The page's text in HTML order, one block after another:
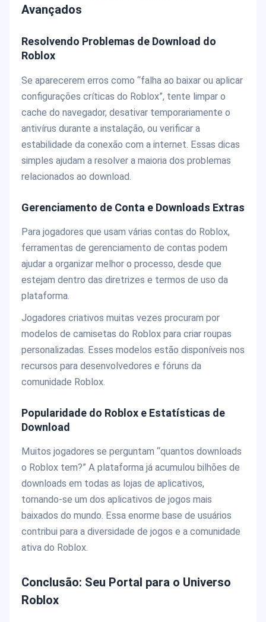
Avançados
Resolvendo Problemas de Download do
Roblox
Se aparecerem erros como “falha ao baixar ou aplicar
configurações críticas do Roblox”, tente limpar o
cache do navegador, desativar temporariamente o
antivírus durante a instalação, ou verificar a
estabilidade da conexão com a internet. Essas dicas
simples ajudam a resolver a maioria dos problemas
relacionados ao download.
Gerenciamento de Conta e Downloads Extras
Para jogadores que usam várias contas do Roblox,
ferramentas de gerenciamento de contas podem
ajudar a organizar melhor o processo, desde que
estejam dentro das diretrizes e termos de uso da
plataforma.
Jogadores criativos muitas vezes procuram por
modelos de camisetas do Roblox para criar roupas
personalizadas. Esses modelos estão disponíveis nos
recursos para desenvolvedores e fóruns da
comunidade Roblox.
Popularidade do Roblox e Estatísticas de
Download
Muitos jogadores se perguntam “quantos downloads
o Roblox tem?” A plataforma já acumulou bilhões de
downloads em todas as lojas de aplicativos,
tornando-se um dos aplicativos de jogos mais
baixados do mundo. Essa enorme base de usuários
contribui para a diversidade de jogos e a comunidade
ativa do Roblox.
Conclusão: Seu Portal para o Universo
Roblox